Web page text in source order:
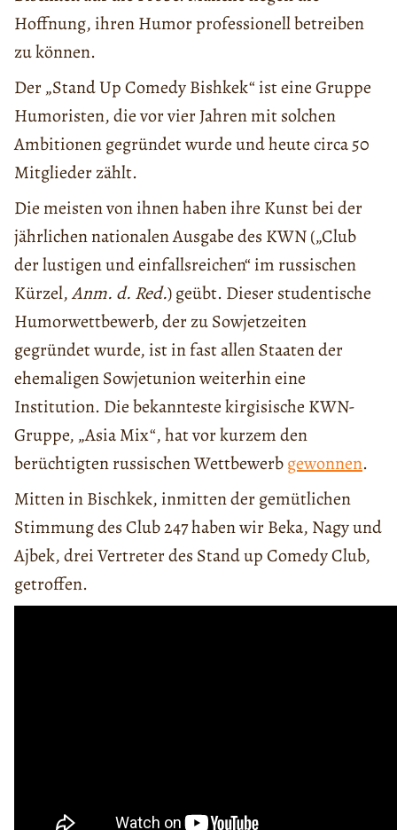
Hoffnung, ihren Humor professionell betreiben
zu können.
Der „Stand Up Comedy Bishkek“ ist eine Gruppe
Humoristen, die vor vier Jahren mit solchen
Ambitionen gegründet wurde und heute circa 50
Mitglieder zählt.
Die meisten von ihnen haben ihre Kunst bei der
jährlichen nationalen Ausgabe des KWN („Club
der lustigen und einfallsreichen“ im russischen
Kürzel,Anm. d. Red.) geübt. Dieser studentische
Humorwettbewerb, der zu Sowjetzeiten
gegründet wurde, ist in fast allen Staaten der
ehemaligen Sowjetunion weiterhin eine
Institution. Die bekannteste kirgisische KWN-
Gruppe, „Asia Mix“, hat vor kurzem den
berüchtigten russischen Wettbewerbgewonnen.
Mitten in Bischkek, inmitten der gemütlichen
Stimmung des Club 247 haben wir Beka, Nagy und
Ajbek, drei Vertreter des Stand up Comedy Club,
getroffen.